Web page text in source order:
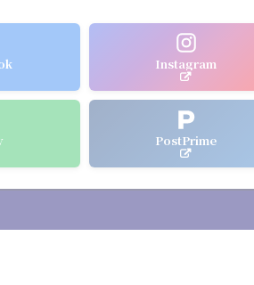
Instagram
PostPrime